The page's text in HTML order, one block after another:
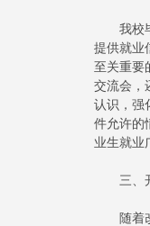
我校毕
提供就业
至关重要
交流会，
认识，强
件允许的
业生就业
三、开
随着改